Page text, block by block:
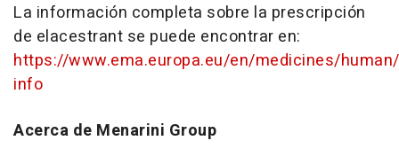
La información completa sobre la prescripción
de elacestrant se puede encontrar en:
https://www.ema.europa.eu/en/medicines/
info
Acerca de Menarini Group